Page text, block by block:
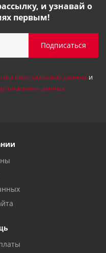
и узнавай о
первым!
персональных данныхи
данных